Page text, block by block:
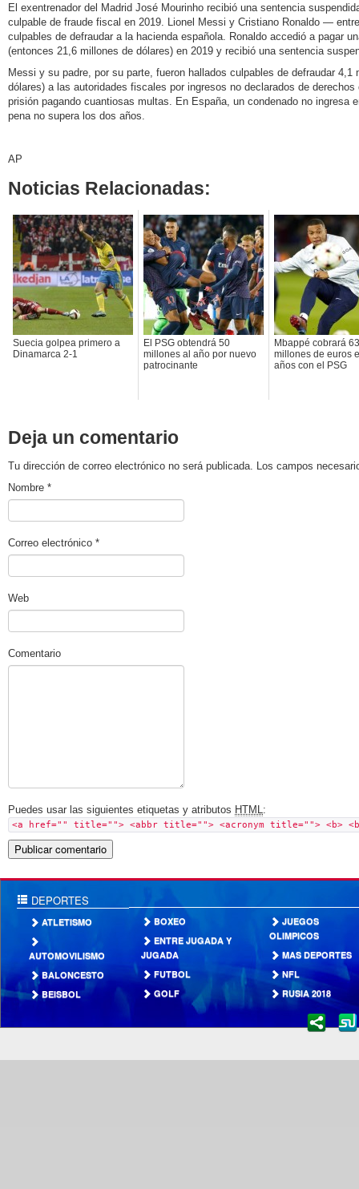
El exentrenador del Madrid José Mourinho recibió una sentencia
culpable de fraude fiscal en 2019. Lionel Messi y Cristiano Ronaldo —
culpables de defraudar a la hacienda española. Ronaldo accedió a pagar
(entonces 21,6 millones de dólares) en 2019 y recibió una sentencia
Messi y su padre, por su parte, fueron hallados culpables de defraudar
dólares) a las autoridades fiscales por ingresos no declarados de
prisión pagando cuantiosas multas. En España, un condenado no ingresa
pena no supera los dos años.
AP
Noticias Relacionadas:
Suecia golpea primero a
Dinamarca 2-1
El PSG obtendrá 50
millones al año por nuevo
patrocinante
Mbappé cobrará
millones de euros
años con el PSG
Deja un comentario
Tu dirección de correo electrónico no será publicada. Los campos
Nombre *
Correo electrónico *
Web
Comentario
Puedes usar las siguientes etiquetas y atributos HTML:
<a href="" title=""> <abbr title=""> <acronym title=""> <b>
DEPORTES
ATLETISMO
AUTOMOVILISMO
BALONCESTO
BEISBOL
BOXEO
ENTRE JUGADA Y
JUGADA
FUTBOL
GOLF
JUEGOS
OLIMPICOS
MAS DEPORTES
NFL
RUSIA 2018